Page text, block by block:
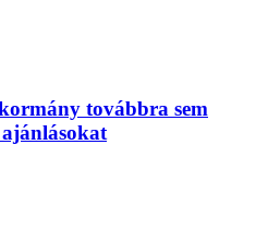
továbbra sem
ajánlásokat